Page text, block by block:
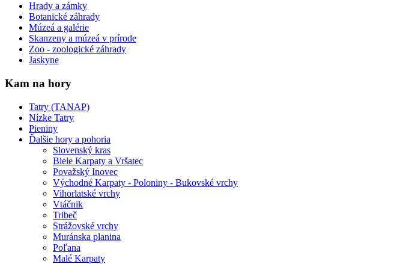
Hrady a zámky
Botanické záhrady
Múzeá a galérie
Skanzeny a múzeá v prírode
Zoo - zoologické záhrady
Jaskyne
Kam na hory
Tatry (TANAP)
Nízke Tatry
Pieniny
Ďalšie hory a pohoria
Slovenský kras
Biele Karpaty a Vršatec
Považský Inovec
Východné Karpaty - Poloniny - Bukovské vrchy
Vihorlatské vrchy
Vtáčnik
Tribeč
Strážovské vrchy
Muránska planina
Poľana
Malé Karpaty